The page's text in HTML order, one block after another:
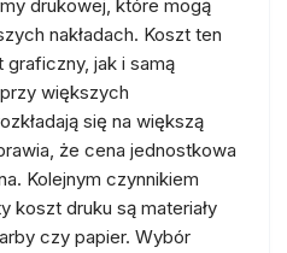
drukowej, które mogą
nakładach. Koszt ten
jak i samą
większych
się na większą
że cena jednostkowa
Kolejnym czynnikiem
koszt druku są materiały
czy papier. Wybór